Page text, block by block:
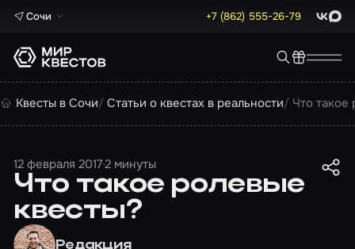
Сочи +7 (862) 555-26-79 Max
Квесты в Сочи Статьи о квестах в реальности Что такое
12 февраля 20172 минуты
Что такое ролевые
квесты?
Редакция